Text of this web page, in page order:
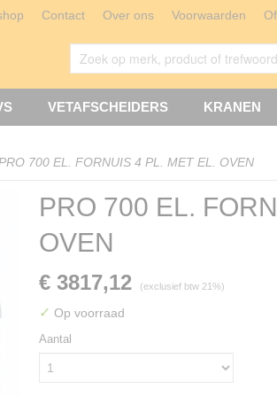
Contact Over ons Voorwaarden
VETAFSCHEIDERS KRANEN
700 EL. FORNUIS 4 PL. MET EL. OVEN
PRO 700 EL.
OVEN
€ 3817,12 (exclusief btw 21%)
✓ Op voorraad
Aantal